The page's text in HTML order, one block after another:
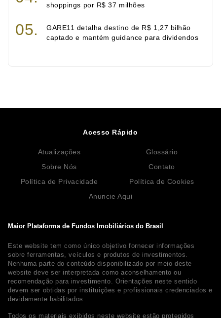
shoppings por R$ 37 milhões
GARE11 detalha destino de R$ 1,27 bilhão
captado e mantém guidance para dividendos
Maior Plataforma de Fundos Imobiliários do Brasil
Este website tem como único objetivo fornecer informações
sobre ferramentas, veículos e produtos de investimentos.
Nenhuma parte do conteúdo disponibilizado por meio deste
website deve ser interpretada como aconselhamento ou
recomendação para investimento. Orientações neste sentido
devem ser obtidas por instituições e profissionais credenciados e
devidamente habilitados.
Todos os materiais exibidos neste website estão protegidos
Acesso Rápido
Atualizações
Glossário
Sobre Nós
Contato
Política de Privacidade
Política de Cookies
Anuncie Aqui